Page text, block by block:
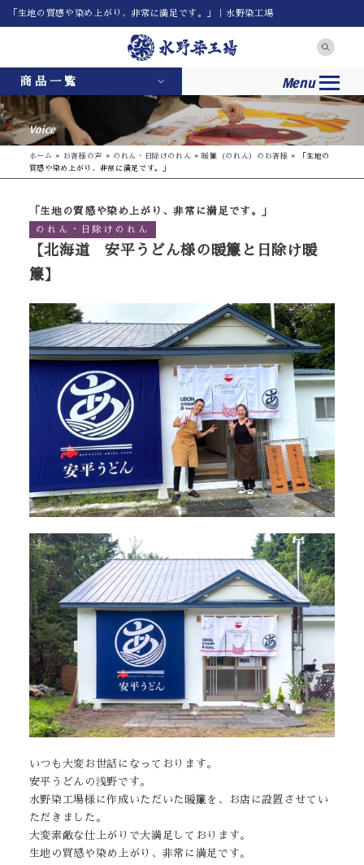
「生地の質感や染め上がり、非常に満足です。」｜水野染工場
商品一覧 Menu
Voice
ホーム » お客様の声 » のれん・日除けのれん » 暖簾（のれん）のお客様 »
「生地の
質感や染め上がり、非常に満足です。」
「生地の質感や染め上がり、非常に満足です。」
のれん・日除けのれん
【北海道 安平うどん様の暖簾と日除け暖
簾】
いつも大変お世話になっております。
安平うどんの浅野です。
水野染工場様に作成いただいた暖簾を、お店に設置させてい
ただきました。
大変素敵な仕上がりで大満足しております。
生地の質感や染め上がり、非常に満足です。